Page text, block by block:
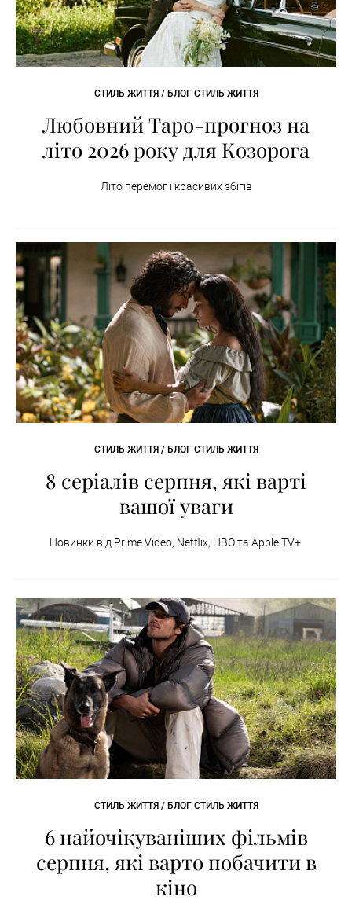
СТИЛЬ ЖИТТЯ / БЛОГ СТИЛЬ ЖИТТЯ
Любовний Таро-прогноз на
літо 2026 року для Козорога
Літо перемог і красивих збігів
СТИЛЬ ЖИТТЯ / БЛОГ СТИЛЬ ЖИТТЯ
8 серіалів серпня, які варті
вашої уваги
Новинки від Prime Video, Netflix, HBO та Apple TV+
СТИЛЬ ЖИТТЯ / БЛОГ СТИЛЬ ЖИТТЯ
6 найочікуваніших фільмів
серпня, які варто побачити в
кіно